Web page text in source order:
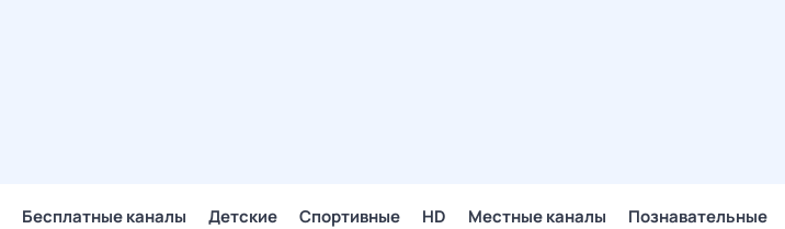
Бесплатные каналы Детские Спортивные HD Местные каналы Познавательные